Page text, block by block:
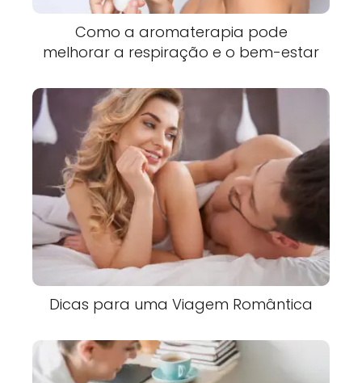
Como a aromaterapia pode
melhorar a respiração e o bem-estar
Dicas para uma Viagem Romântica